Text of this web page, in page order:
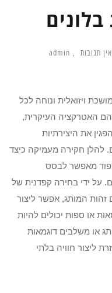
אין תגובות admin
ויזואלית ונוחה לכל
הם האטרקציה העיקרית,
את היצירתיות
להלן חקירה מעמיקה כיצד
מאפשר לבסס
על ידי בחירה קפדנית של
זהות המותג, אפשר ליצור
או ספות יכולים להיות
או משלבים דוגמאות
ליצור חוויה בלתי